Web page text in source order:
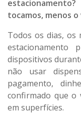
tocamos, menos
Todos os dias, os
estacionamento
dispositivos
não usar
pagamento,
confirmado que o
em superfícies.